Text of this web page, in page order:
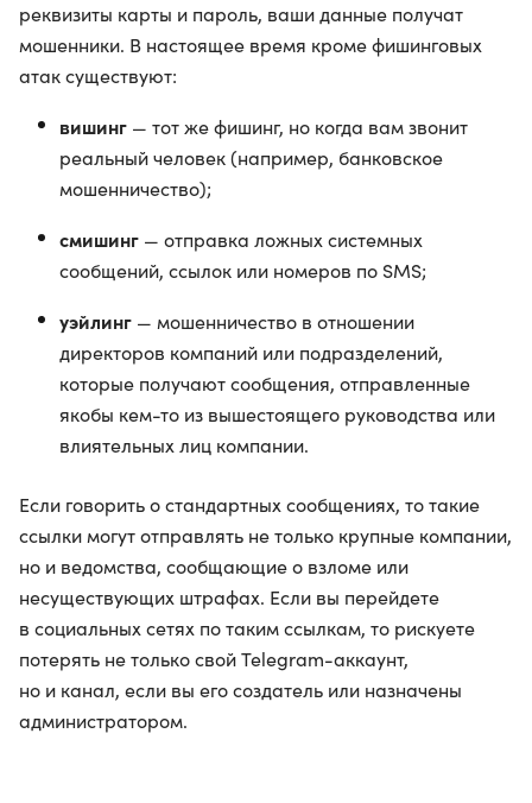
реквизиты карты и пароль, ваши данные получат
мошенники. В настоящее время кроме фишинговых
атак существуют:
вишинг — тот же фишинг, но когда вам звонит
реальный человек (например, банковское
мошенничество);
смишинг — отправка ложных системных
сообщений, ссылок или номеров по SMS;
уэйлинг — мошенничество в отношении
директоров компаний или подразделений,
которые получают сообщения, отправленные
якобы кем-то из вышестоящего руководства или
влиятельных лиц компании.
Если говорить о стандартных сообщениях, то такие
ссылки могут отправлять не только крупные компании,
но и ведомства, сообщающие о взломе или
несуществующих штрафах. Если вы перейдете
в социальных сетях по таким ссылкам, то рискуете
потерять не только свой Telegram-аккаунт,
но и канал, если вы его создатель или назначены
администратором.